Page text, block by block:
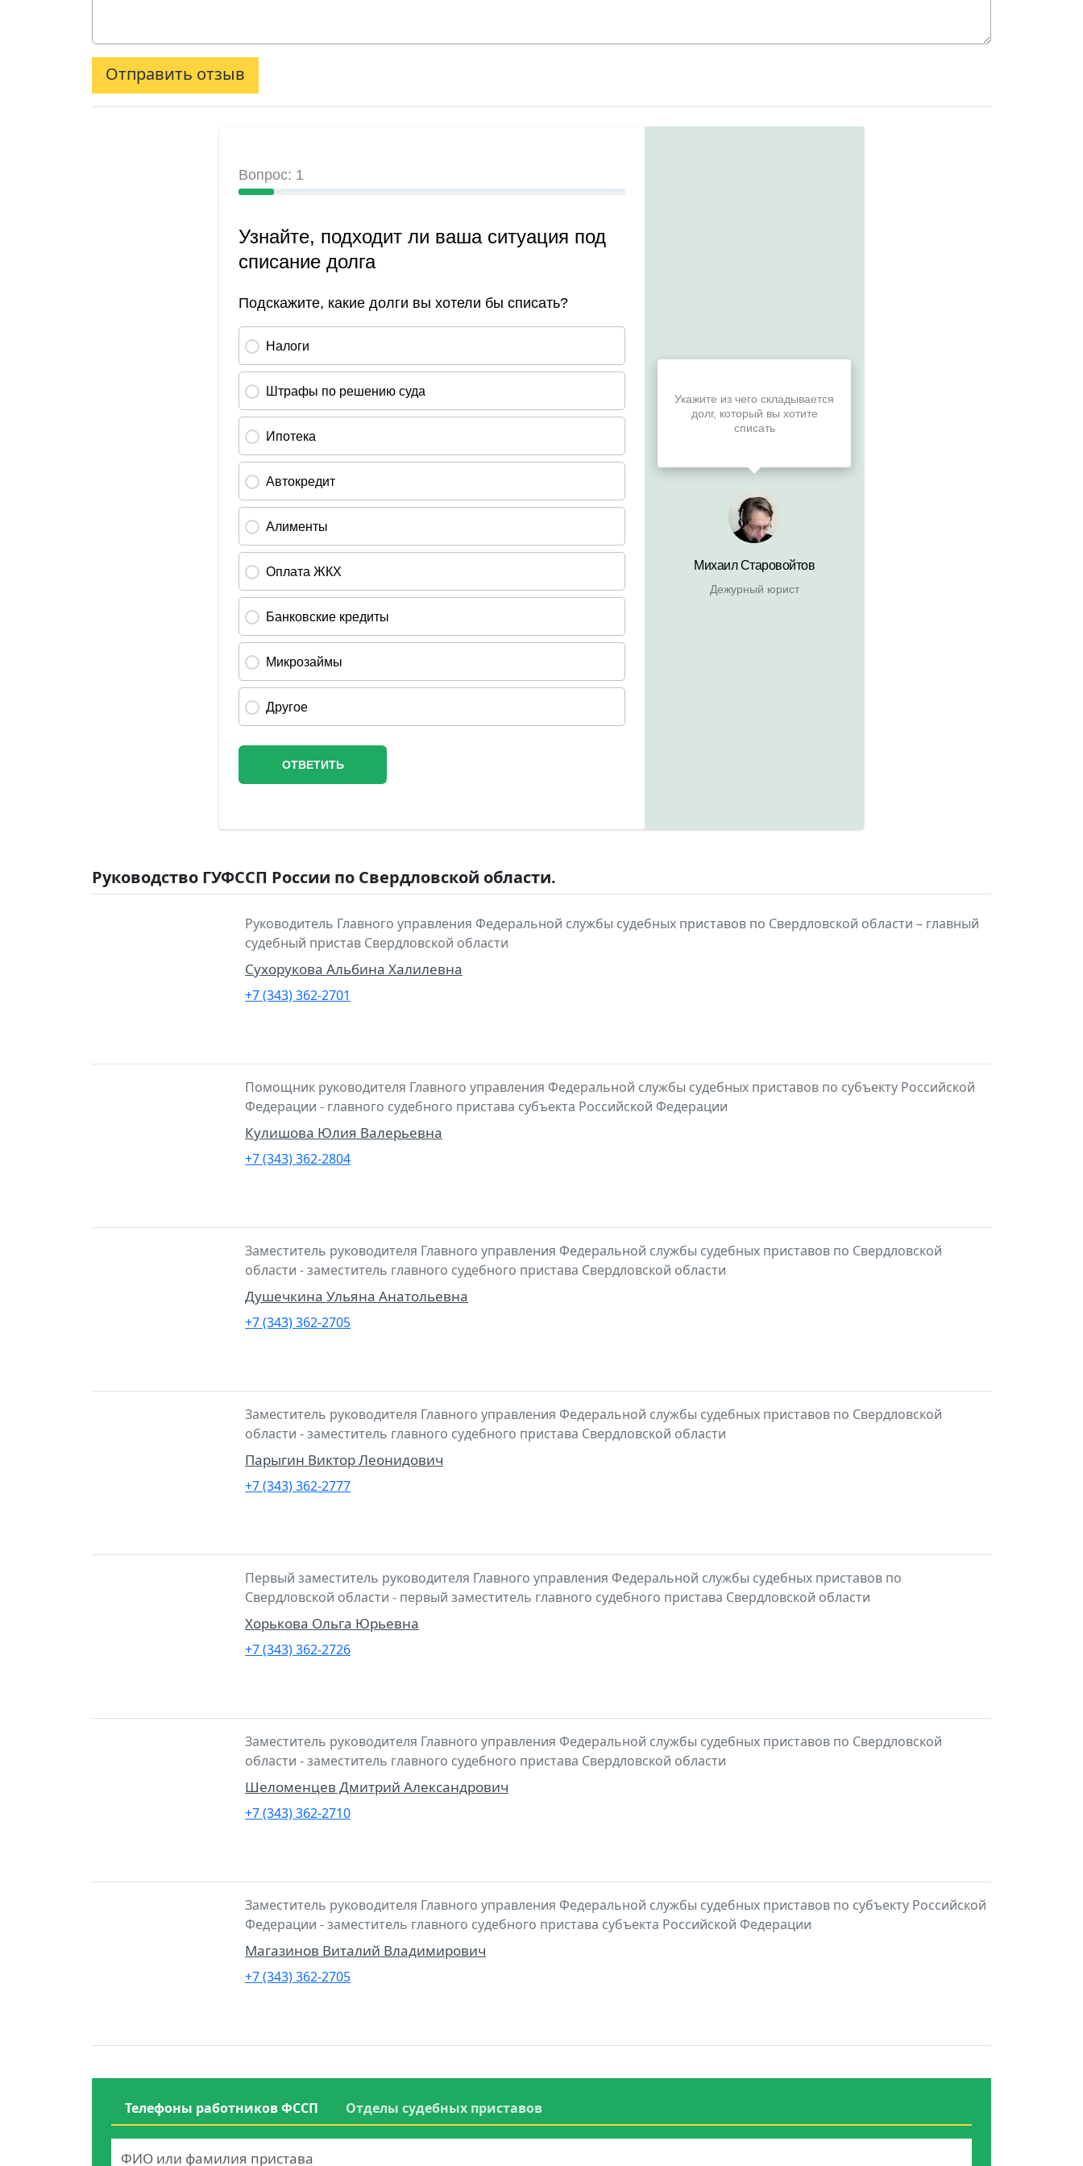
Отправить отзыв
Руководство ГУФССП России по Свердловской области.
Руководитель Главного управления Федеральной службы судебных приставов по Свердловской области – главный
судебный пристав Свердловской области
Сухорукова Альбина Халилевна
+7 (343) 362-2701
Помощник руководителя Главного управления Федеральной службы судебных приставов по субъекту Российской
Федерации - главного судебного пристава субъекта Российской Федерации
Кулишова Юлия Валерьевна
+7 (343) 362-2804
Заместитель руководителя Главного управления Федеральной службы судебных приставов по Свердловской
области - заместитель главного судебного пристава Свердловской области
Душечкина Ульяна Анатольевна
+7 (343) 362-2705
Заместитель руководителя Главного управления Федеральной службы судебных приставов по Свердловской
области - заместитель главного судебного пристава Свердловской области
Парыгин Виктор Леонидович
+7 (343) 362-2777
Первый заместитель руководителя Главного управления Федеральной службы судебных приставов по
Свердловской области - первый заместитель главного судебного пристава Свердловской области
Хорькова Ольга Юрьевна
+7 (343) 362-2726
Заместитель руководителя Главного управления Федеральной службы судебных приставов по Свердловской
области - заместитель главного судебного пристава Свердловской области
Шеломенцев Дмитрий Александрович
+7 (343) 362-2710
Заместитель руководителя Главного управления Федеральной службы судебных приставов по субъекту Российской
Федерации - заместитель главного судебного пристава субъекта Российской Федерации
Магазинов Виталий Владимирович
+7 (343) 362-2705
Телефоны работников ФССП Отделы судебных приставов